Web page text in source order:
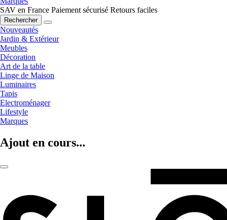
SAV en France Paiement sécurisé Retours faciles
Rechercher
Nouveautés
Jardin & Extérieur
Meubles
Décoration
Art de la table
Linge de Maison
Luminaires
Tapis
Electroménager
Lifestyle
Marques
Ajout en cours...